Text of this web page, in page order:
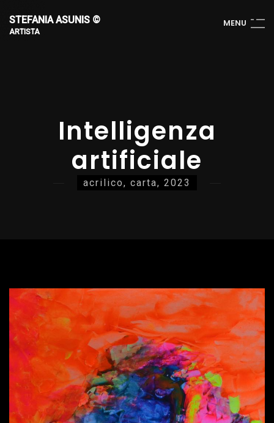
STEFANIA ASUNIS ©
ARTISTA
MENU
Intelligenza
artificiale
acrilico, carta, 2023